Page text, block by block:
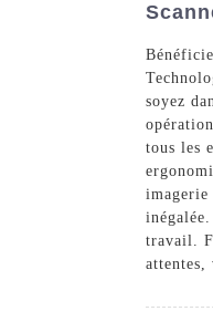
soyez
tous les
imagerie
travail.
attentes,